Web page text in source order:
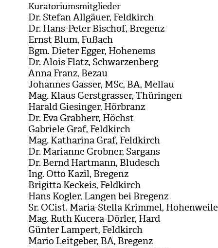
Kuratoriumsmitglieder
Dr. Ste­fan All­gäuer, Feld­kirch
Dr. Hans-Peter Bischof, Bre­genz
Ernst Blum, Fußach
Bgm. Die­ter Egger, Hohen­ems
Dr. Alois Flatz, Schwar­zen­berg
Anna Franz, Bezau
Johan­nes Gas­ser, MSc, BA, Mel­lau
Mag. Klaus Gerst­gras­ser, Thü­rin­gen
Harald Gie­sin­ger, Hör­branz
Dr. Eva Grab­herr, Höchst
Gabriele Graf, Feld­kirch
Mag. Katha­rina Graf, Feld­kirch
Dr. Mari­anne Grob­ner, Sar­gans
Dr. Bernd Hart­mann, Blu­desch
Ing. Otto Kazil, Bre­genz
Bri­gitta Keck­eis, Feld­kirch
Hans Kog­ler, Lan­gen bei Bre­genz
Sr. OCist. Maria-Stella Krim­mel,
Mag. Ruth Kucera-Dör­ler, Hard
Gün­ter Lam­pert, Feld­kirch
Mario Leit­ge­ber, BA, Bre­genz